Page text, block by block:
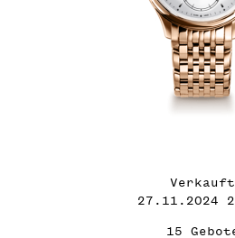
Verkauft
27.11.2024
15